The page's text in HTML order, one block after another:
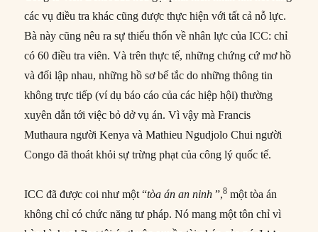
các vụ điều tra khác cũng được thực hiện với tất cả nỗ lực.
Bà này cũng nêu ra sự thiếu thốn về nhân lực của ICC: chỉ
có 60 điều tra viên. Và trên thực tế, những chứng cứ mơ hồ
và đối lập nhau, những hồ sơ bế tắc do những thông tin
không trực tiếp (ví dụ báo cáo của các hiệp hội) thường
xuyên dẫn tới việc bỏ dở vụ án. Vì vậy mà Francis
Muthaura người Kenya và Mathieu Ngudjolo Chui người
Congo đã thoát khỏi sự trừng phạt của công lý quốc tế.
ICC đã được coi như một “tòa án an ninh ”,8 một tòa án
không chỉ có chức năng tư pháp. Nó mang một tôn chỉ vì